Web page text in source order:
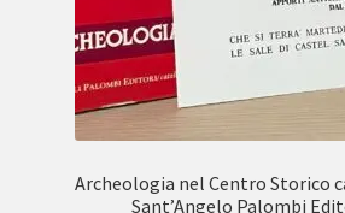
Archeologia nel Centro Storico
Sant’Angelo Palombi